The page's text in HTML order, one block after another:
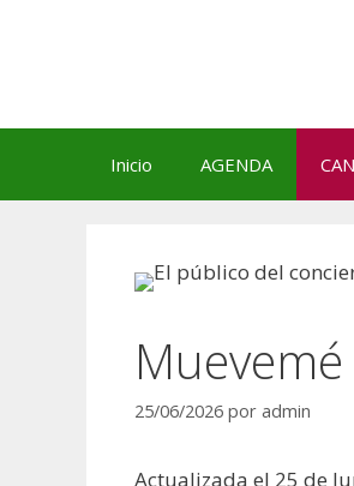
Inicio AGENDA
25/06/2026 por admin
Actualizada el 25 de